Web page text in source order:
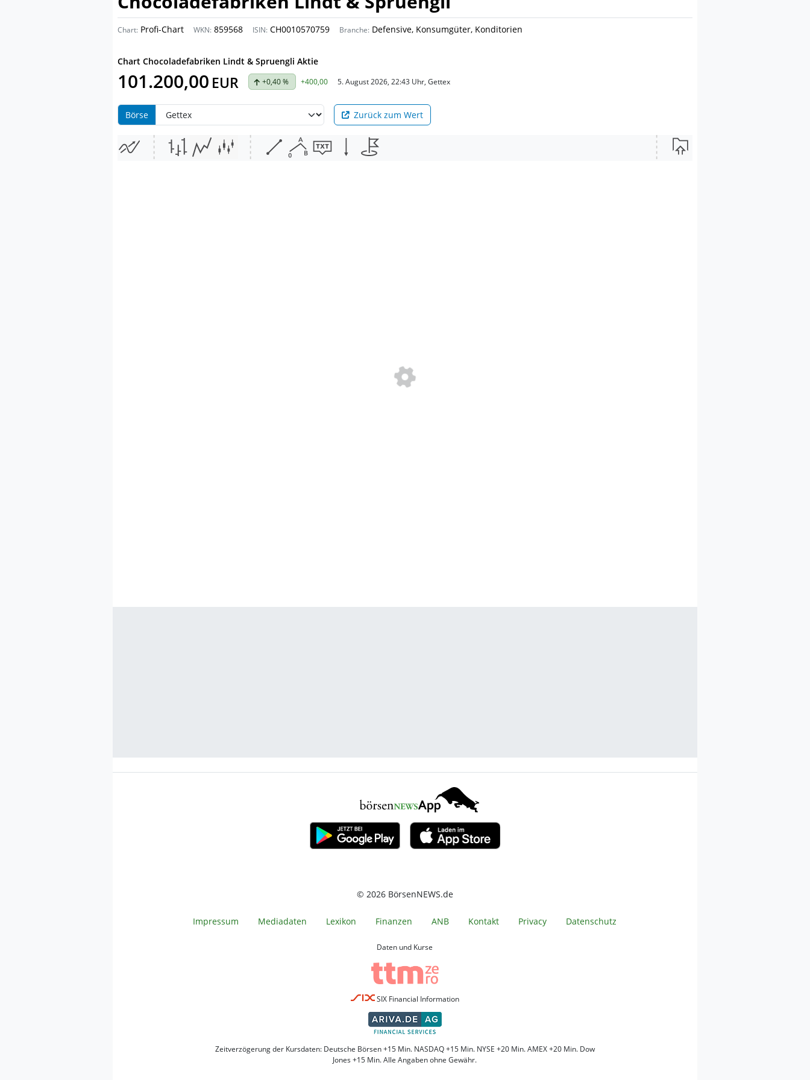
Chart: Profi-Chart WKN: 859568 ISIN: CH0010570759 Branche: Defensive, Konsumgüter, Konditorien
Chart Chocoladefabriken Lindt & Spruengli Aktie
101.200,00EUR +0,40 % +400,00 5. August 2026, 22:43 Uhr, Gettex
Börse Zurück zum Wert
© 2026 BörsenNEWS.de
Impressum Mediadaten Lexikon Finanzen ANB Kontakt Privacy Datenschutz
Daten und Kurse
SIX Financial Information
Zeitverzögerung der Kursdaten: Deutsche Börsen +15 Min. NASDAQ +15 Min. NYSE +20 Min. AMEX +20 Min. Dow
Jones +15 Min. Alle Angaben ohne Gewähr.